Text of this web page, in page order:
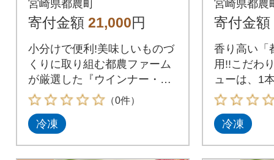
【T020-0025】
宮崎県都農町
寄付金額 21,000円
小分けで便利!美味しいものづ
くりに取り組む都農ファーム
が厳選した『ウインナー・ハ
ム9点』をお届け!
（0件）
冷凍
025】
宮崎県都農
寄付金額
香り高い「
用!!こだわ
ューは、1
り!!
冷凍